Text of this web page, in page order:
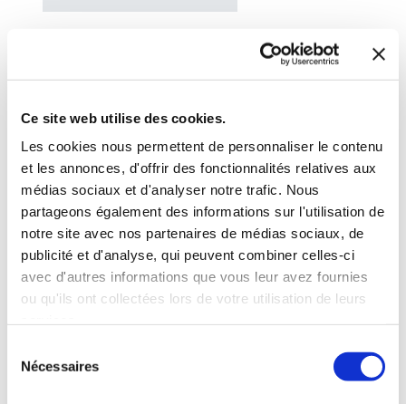
Ce site web utilise des cookies.
Les cookies nous permettent de personnaliser le contenu
et les annonces, d'offrir des fonctionnalités relatives aux
médias sociaux et d'analyser notre trafic. Nous
partageons également des informations sur l'utilisation de
notre site avec nos partenaires de médias sociaux, de
publicité et d'analyse, qui peuvent combiner celles-ci
avec d'autres informations que vous leur avez fournies
ou qu'ils ont collectées lors de votre utilisation de leurs
Nécessaires